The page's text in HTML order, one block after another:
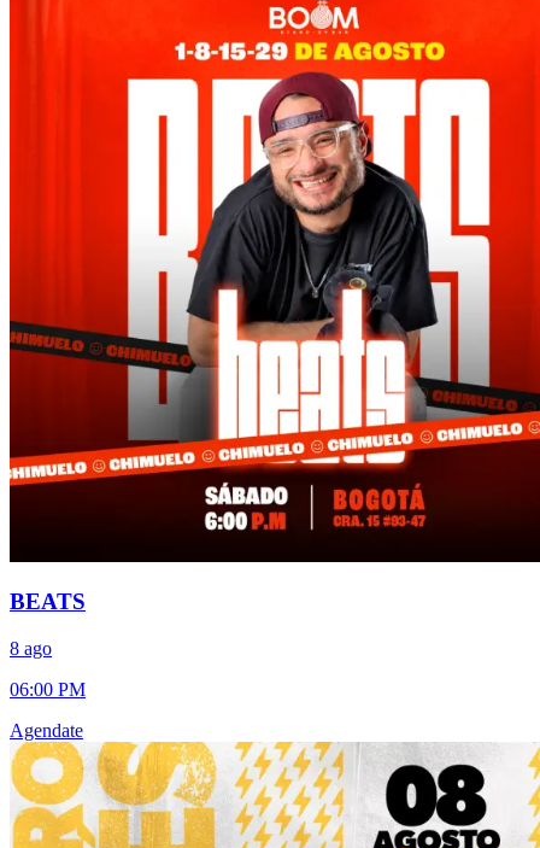
BEATS
8 ago
06:00 PM
Agendate